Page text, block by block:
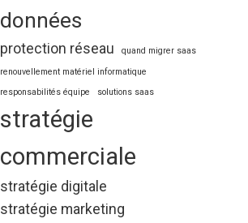
données
protection réseau
quand migrer saas
renouvellement matériel informatique
responsabilités équipe
solutions saas
stratégie
commerciale
stratégie digitale
stratégie marketing